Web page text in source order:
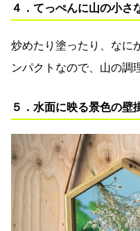
４．てっぺんに山の小
炒めたり塗ったり、なに
ンパクトなので、山の調
５．水面に映る景色の